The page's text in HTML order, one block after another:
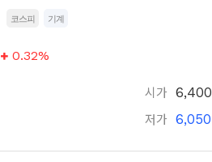
코스피 기계
0.32%
시가 6,400
저가 6,050